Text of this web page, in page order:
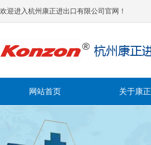
欢迎进入杭州康正进出口有限公司官网！
网站首页 关于康正